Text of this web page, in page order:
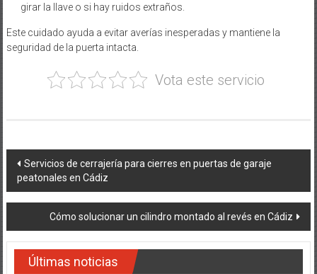
girar la llave o si hay ruidos extraños.
Este cuidado ayuda a evitar averías inesperadas y mantiene la
seguridad de la puerta intacta.
Vota este servicio
Navegación
de
entradas
Servicios de cerrajería para cierres en puertas de garaje
peatonales en Cádiz
Cómo solucionar un cilindro montado al revés en Cádiz
Últimas noticias